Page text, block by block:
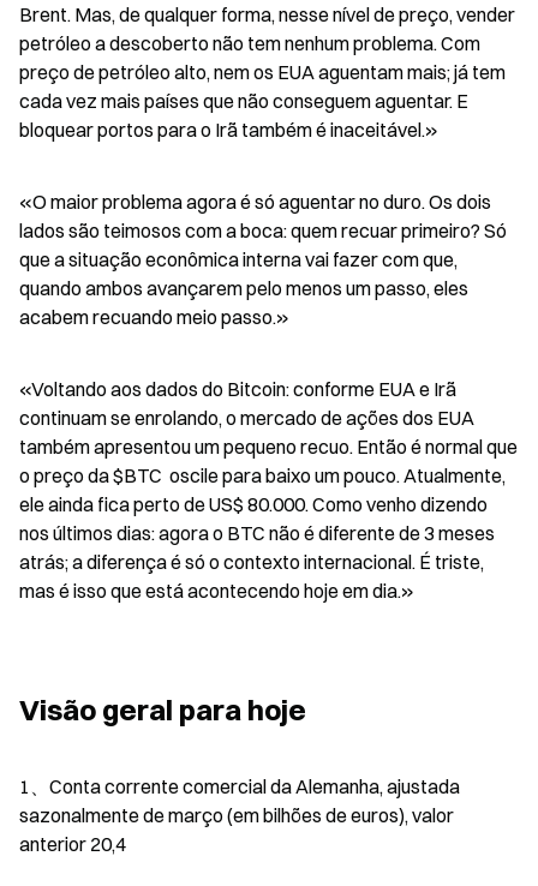
Brent. Mas, de qualquer forma, nesse nível de preço, vender
petróleo a descoberto não tem nenhum problema. Com
preço de petróleo alto, nem os EUA aguentam mais; já tem
cada vez mais países que não conseguem aguentar. E
bloquear portos para o Irã também é inaceitável.»
«O maior problema agora é só aguentar no duro. Os dois
lados são teimosos com a boca: quem recuar primeiro? Só
que a situação econômica interna vai fazer com que,
quando ambos avançarem pelo menos um passo, eles
acabem recuando meio passo.»
«Voltando aos dados do Bitcoin: conforme EUA e Irã
continuam se enrolando, o mercado de ações dos EUA
também apresentou um pequeno recuo. Então é normal que
o preço da $BTC  oscile para baixo um pouco. Atualmente,
ele ainda fica perto de US$ 80.000. Como venho dizendo
nos últimos dias: agora o BTC não é diferente de 3 meses
atrás; a diferença é só o contexto internacional. É triste,
mas é isso que está acontecendo hoje em dia.»
Visão geral para hoje
1、Conta corrente comercial da Alemanha, ajustada
sazonalmente de março (em bilhões de euros), valor
anterior 20,4